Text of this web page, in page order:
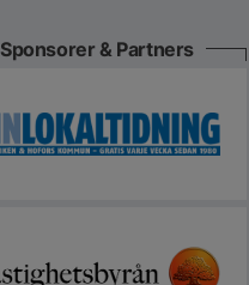
Sponsorer & Partners